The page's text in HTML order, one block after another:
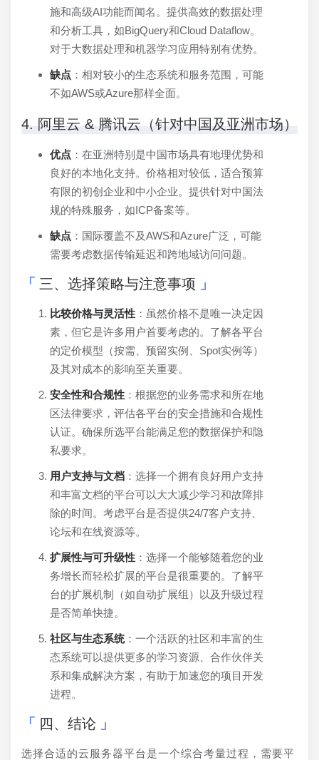
施和高级AI功能而闻名。提供高效的数据处理
和分析工具，如BigQuery和Cloud Dataflow。
对于大数据处理和机器学习应用特别有优势。
缺点 ：相对较小的生态系统和服务范围，可能
不如AWS或Azure那样全面。
4. 阿里云 & 腾讯云（针对中国及亚洲市场）
优点 ：在亚洲特别是中国市场具有地理优势和
良好的本地化支持。价格相对较低，适合预算
有限的初创企业和中小企业。提供针对中国法
规的特殊服务，如ICP备案等。
缺点 ：国际覆盖不及AWS和Azure广泛，可能
需要考虑数据传输延迟和跨地域访问问题。
三、选择策略与注意事项
比较价格与灵活性 ：虽然价格不是唯一决定因
素，但它是许多用户首要考虑的。了解各平台
的定价模型（按需、预留实例、Spot实例等）
及其对成本的影响至关重要。
安全性和合规性 ：根据您的业务需求和所在地
区法律要求，评估各平台的安全措施和合规性
认证。确保所选平台能满足您的数据保护和隐
私要求。
用户支持与文档 ：选择一个拥有良好用户支持
和丰富文档的平台可以大大减少学习和故障排
除的时间。考虑平台是否提供24/7客户支持、
论坛和在线资源等。
扩展性与可升级性 ：选择一个能够随着您的业
务增长而轻松扩展的平台是很重要的。了解平
台的扩展机制（如自动扩展组）以及升级过程
是否简单快捷。
社区与生态系统：一个活跃的社区和丰富的生
态系统可以提供更多的学习资源、合作伙伴关
系和集成解决方案，有助于加速您的项目开发
进程。
四、结论
选择合适的云服务器平台是一个综合考量过程，需要平